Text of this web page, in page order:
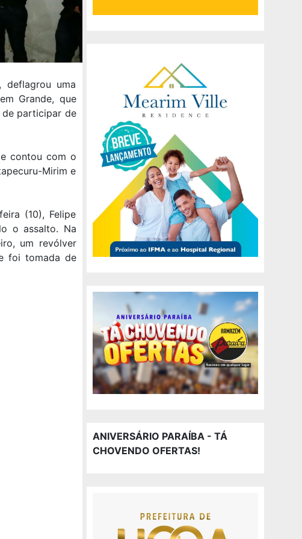
uma
Grande, que
de participar de
contou com o
Mirim e
(10), Felipe
o assalto. Na
um revólver
foi tomada de
ANIVERSÁRIO PARAÍBA - TÁ
CHOVENDO OFERTAS!